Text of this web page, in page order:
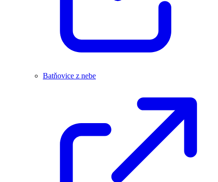
Batňovice z nebe